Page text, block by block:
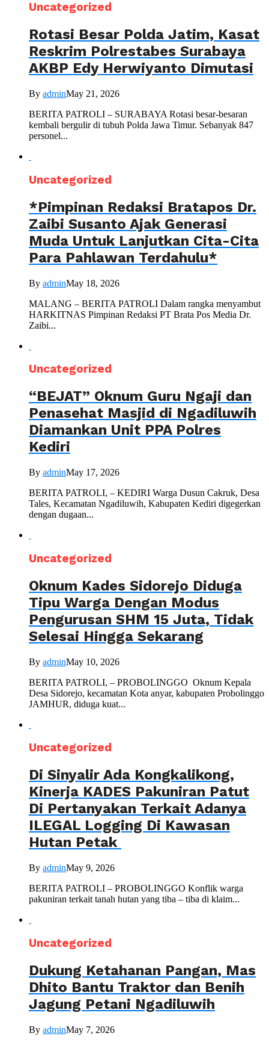
Uncategorized
Rotasi Besar Polda Jatim, Kasat
Reskrim Polrestabes Surabaya
AKBP Edy Herwiyanto Dimutasi
By adminMay 21, 2026
BERITA PATROLI – SURABAYA Rotasi besar-besaran
kembali bergulir di tubuh Polda Jawa Timur. Sebanyak 847
personel...
Uncategorized
*Pimpinan Redaksi Bratapos Dr.
Zaibi Susanto Ajak Generasi
Muda Untuk Lanjutkan Cita-Cita
Para Pahlawan Terdahulu*
By adminMay 18, 2026
MALANG – BERITA PATROLI Dalam rangka menyambut
HARKITNAS Pimpinan Redaksi PT Brata Pos Media Dr.
Zaibi...
Uncategorized
“BEJAT” Oknum Guru Ngaji dan
Penasehat Masjid di Ngadiluwih
Diamankan Unit PPA Polres
Kediri
By adminMay 17, 2026
BERITA PATROLI, – KEDIRI Warga Dusun Cakruk, Desa
Tales, Kecamatan Ngadiluwih, Kabupaten Kediri digegerkan
dengan dugaan...
Uncategorized
Oknum Kades Sidorejo Diduga
Tipu Warga Dengan Modus
Pengurusan SHM 15 Juta, Tidak
Selesai Hingga Sekarang
By adminMay 10, 2026
BERITA PATROLI, – PROBOLINGGO Oknum Kepala
Desa Sidorejo, kecamatan Kota anyar, kabupaten Probolinggo
JAMHUR, diduga kuat...
Uncategorized
Di Sinyalir Ada Kongkalikong,
Kinerja KADES Pakuniran Patut
Di Pertanyakan Terkait Adanya
ILEGAL Logging Di Kawasan
Hutan Petak
By adminMay 9, 2026
BERITA PATROLI – PROBOLINGGO Konflik warga
pakuniran terkait tanah hutan yang tiba – tiba di klaim...
Uncategorized
Dukung Ketahanan Pangan, Mas
Dhito Bantu Traktor dan Benih
Jagung Petani Ngadiluwih
By adminMay 7, 2026